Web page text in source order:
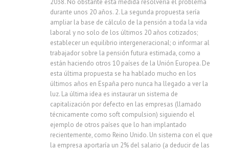
2038. No obstante esta medida resolvería el problema
durante unos 20 años. 2. La segunda propuesta sería
ampliar la base de cálculo de la pensión a toda la vida
laboral y no solo de los últimos 20 años cotizados;
establecer un equilibrio intergeneracional; o informar al
trabajador sobre la pensión futura estimada, como a
están haciendo otros 10 países de la Unión Europea. De
esta última propuesta se ha hablado mucho en los
últimos años en España pero nunca ha llegado a ver la
luz. La última idea es instaurar un sistema de
capitalización por defecto en las empresas (llamado
técnicamente como soft compulsion) siguiendo el
ejemplo de otros países que lo han implantado
recientemente, como Reino Unido. Un sistema con el que
la empresa aportaría un 2% del salario (a deducir de las